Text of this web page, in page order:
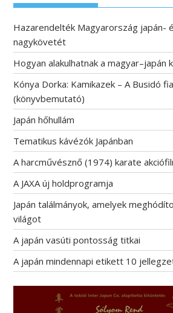
Hazarendelték Magyarország japán-
nagykövetét
Hogyan alakulhatnak a magyar–japán
Kónya Dorka: Kamikazek – A Busidó
(könyvbemutató)
Japán hőhullám
Tematikus kávézók Japánban
A harcművésznő (1974) karate
A JAXA új holdprogramja
Japán találmányok, amelyek
világot
A japán vasúti pontosság titkai
A japán mindennapi etikett 10